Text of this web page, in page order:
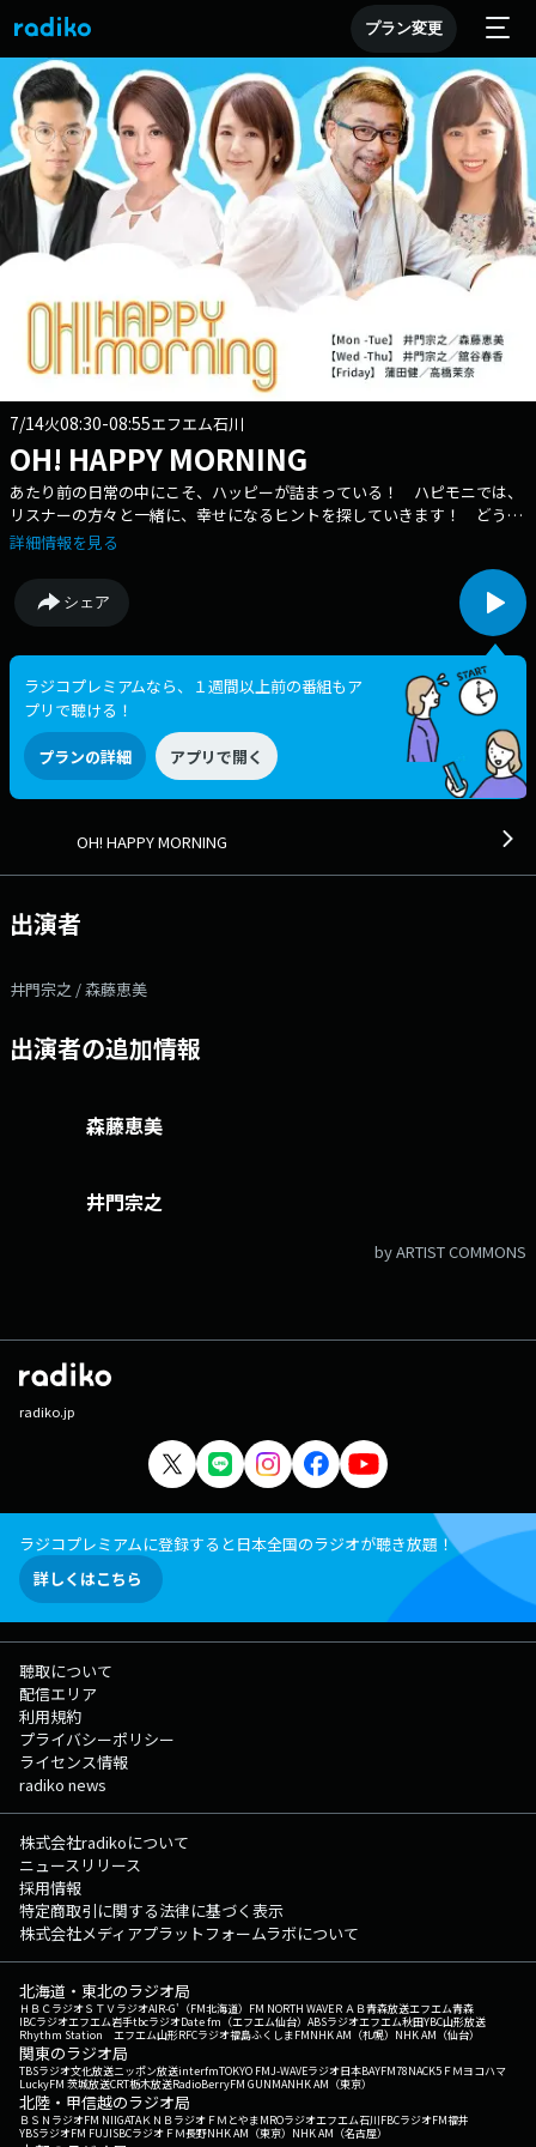
プラン変更
7/14火08:30-08:55エフエム石川
OH! HAPPY MORNING
あたり前の日常の中にこそ、ハッピーが詰まっている！ ハピモニでは、
リスナーの方々と一緒に、幸せになるヒントを探していきます！ どうか
今日が、ハッピーな一日となりますように♪ 番組Webサイト：
https://form.jfn.co.jp/happy/message Xハッシュタグは「#ハピモ
ニ」 Xアカウントは「@hapimoni」
詳細情報を見る
シェア
ラジコプレミアムなら、１週間以上前の番組もア
プリで聴ける！
プランの詳細 アプリで開く
OH! HAPPY MORNING
出演者
井門宗之 / 森藤恵美
出演者の追加情報
森藤恵美
井門宗之
by ARTIST COMMONS
radiko.jp
ラジコプレミアムに登録すると日本全国のラジオが聴き放題！
詳しくはこちら
聴取について
配信エリア
利用規約
プライバシーポリシー
ライセンス情報
radiko news
株式会社radikoについて
ニュースリリース
採用情報
特定商取引に関する法律に基づく表示
株式会社メディアプラットフォームラボについて
北海道・東北のラジオ局
ＨＢＣラジオＳＴＶラジオAIR-G'（FM北海道） FM NORTH WAVEＲＡＢ青森放送エフエム青森
IBCラジオエフエム岩手tbcラジオDate fm（エフエム仙台） ABSラジオエフエム秋田YBC山形放送
Rhythm Station エフエム山形RFCラジオ福島ふくしまFMNHK AM（札幌） NHK AM（仙台）
関東のラジオ局
TBSラジオ文化放送ニッポン放送interfmTOKYO FMJ-WAVEラジオ日本BAYFM78NACK5 ＦＭヨコハマ
LuckyFM 茨城放送CRT栃木放送RadioBerryFM GUNMANHK AM（東京）
北陸・甲信越のラジオ局
ＢＳＮラジオFM NIIGATAＫＮＢラジオ ＦＭとやまMROラジオエフエム石川FBCラジオFM福井
YBSラジオFM FUJISBCラジオ ＦＭ長野NHK AM（東京） NHK AM（名古屋）